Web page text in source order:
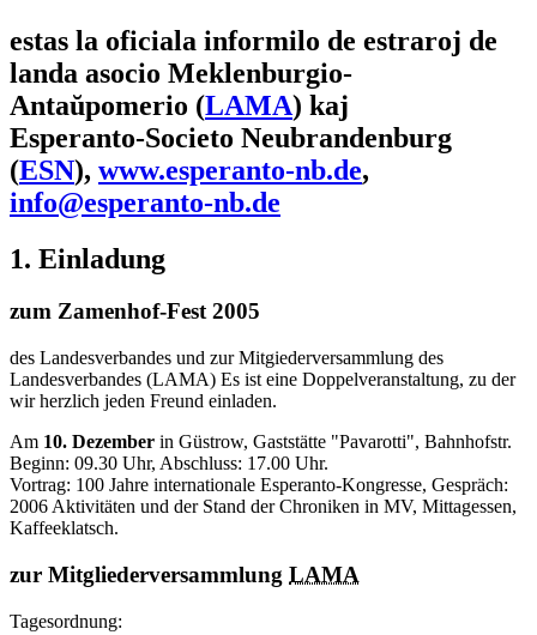
estas la oficiala informilo de estraroj de
landa asocio Meklenburgio-
Antaŭpomerio (LAMA) kaj
Esperanto-Societo Neubrandenburg
(ESN), www.esperanto-nb.de,
info@esperanto-nb.de
1. Einladung
zum Zamenhof-Fest 2005
des Landesverbandes und zur Mitgiederversammlung des
Landesverbandes (LAMA) Es ist eine Doppelveranstaltung, zu der
wir herzlich jeden Freund einladen.
Am 10. Dezember in Güstrow, Gaststätte "Pavarotti", Bahnhofstr.
Beginn: 09.30 Uhr, Abschluss: 17.00 Uhr.
Vortrag: 100 Jahre internationale Esperanto-Kongresse, Gespräch:
2006 Aktivitäten und der Stand der Chroniken in MV, Mittagessen,
Kaffeeklatsch.
zur Mitgliederversammlung LAMA
Tagesordnung: